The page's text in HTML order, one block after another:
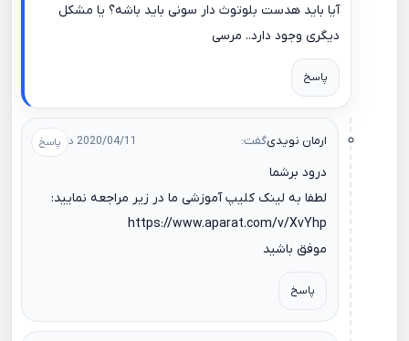
آیا باید هدست بلوتوث دار سونی باید باشه؟ یا مشکل
دیگری وجود دارد.. مرسی
پاسخ
ارمان نویدیگفت: 2020/04/11 در 11:44
درود برشما
لطفا به لینک کلیپ آموزشی ما در زیر مراجعه نمایید:
https://www.aparat.com/v/XvYhp
موفق باشید
پاسخ